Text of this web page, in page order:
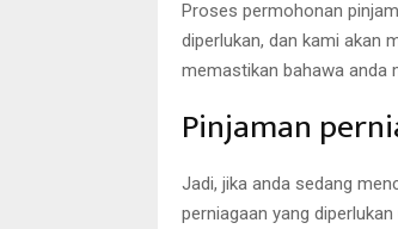
Proses permohonan
diperlukan, dan kami akan
memastikan bahawa anda
Pinjaman
Jadi, jika anda sedang
perniagaan yang